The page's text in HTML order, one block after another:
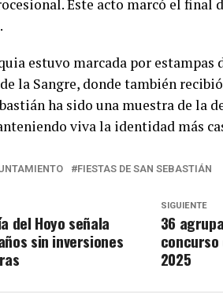
Este acto marcó el
estuvo marcada por estampas
la Sangre, donde también
ha sido una muestra de la
viva la identidad más
FIESTAS DE SAN SEBASTIÁN
SIGUIENTE
36
concurso
2025
del Hoyo señala
sin inversiones